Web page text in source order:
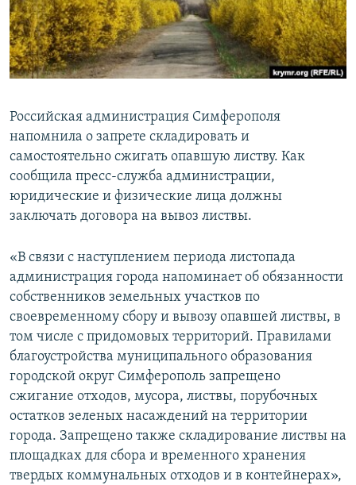
ПОБЕДИТЕЛЕЙ НЕ СУДЯТ?
КРЫМ.НЕПОКОРЕННЫЙ
ELIFBE
ПРИСОЕДИНЯЙТЕСЬ!
Все сайты RFE/RL
Российская администрация Симферополя
напомнила о запрете складировать и
самостоятельно сжигать опавшую листву. Как
сообщила пресс-служба администрации,
юридические и физические лица должны
заключать договора на вывоз листвы.
«В связи с наступлением периода листопада
администрация города напоминает об обязанности
собственников земельных участков по
своевременному сбору и вывозу опавшей листвы, в
том числе с придомовых территорий. Правилами
благоустройства муниципального образования
городской округ Симферополь запрещено
сжигание отходов, мусора, листвы, порубочных
остатков зеленых насаждений на территории
города. Запрещено также складирование листвы на
площадках для сбора и временного хранения
твердых коммунальных отходов и в контейнерах»,